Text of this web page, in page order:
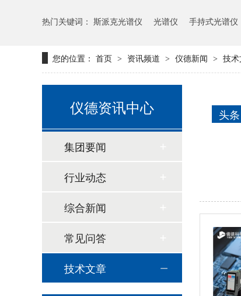
热门关键词： 斯派克光谱仪 光谱仪 手持式光谱仪
您的位置： 首页 > 资讯频道 > 仪德新闻 > 技
头条
仪德资讯中心
集团要闻
行业动态
综合新闻
常见问答
技术文章
新品速递 | 德国斯派克推出新一代 SPECTRO xSORT XHH04